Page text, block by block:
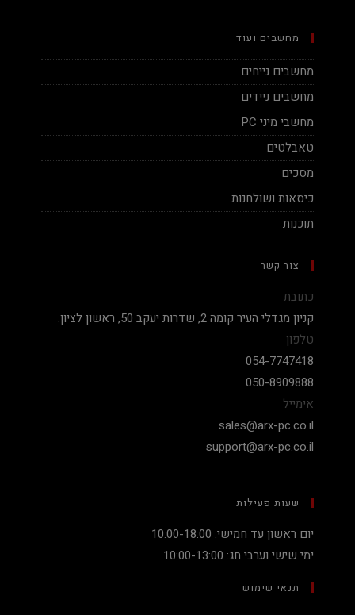
מחשבים ועוד
מחשבים נייחים
מחשבים ניידים
מחשבי מיני PC
טאבלטים
מסכים
כיסאות ושולחנות
תוכנות
צור קשר
כתובת
קניון מגדלי העיר קומה 2, שדרות יעקב 50, ראשון לציון.
טלפון
054-7747418
050-8909888
אימייל
sales@arx-pc.co.il
support@arx-pc.co.il
שעות פעילות
יום ראשון עד חמישי: 10:00-18:00
ימי שישי וערבי חג: 10:00-13:00
תנאי שימוש